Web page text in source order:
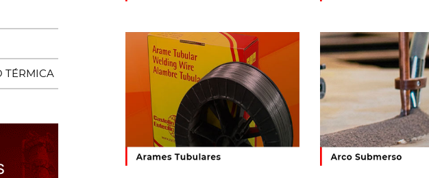
TÉRMICA